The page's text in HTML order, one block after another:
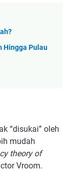
Hingga Pulau
“disukai” oleh
mudah
theory of
Vroom.